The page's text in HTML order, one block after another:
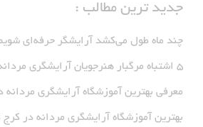
جدید ترین مطالب :
چند ماه طول می‌کشد آرایشگر حرفه‌ای
5 اشتباه مرگبار هنرجویان آرایشگری مردانه در کرج
معرفی بهترین آموزشگاه آرایشگری مردانه
بهترین آموزشگاه آرایشگری مردانه در